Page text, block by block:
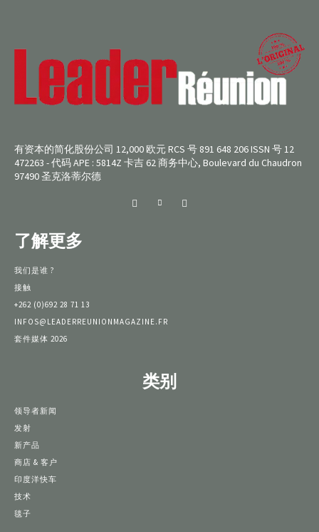
有资本的简化股份公司 12,000 欧元 RCS 号 891 648 206 ISSN 号 12
472263 - 代码 APE : 5814Z 卡吉 62 商务中心, Boulevard du Chaudron
97490 圣克洛蒂尔德
了解更多
我们是谁 ?
接触
+262 (0)692 28 71 13
INFOS@LEADERREUNIONMAGAZINE.FR
套件媒体 2026
类别
领导者新闻
发射
新产品
商店 & 客户
印度洋快车
技术
毯子